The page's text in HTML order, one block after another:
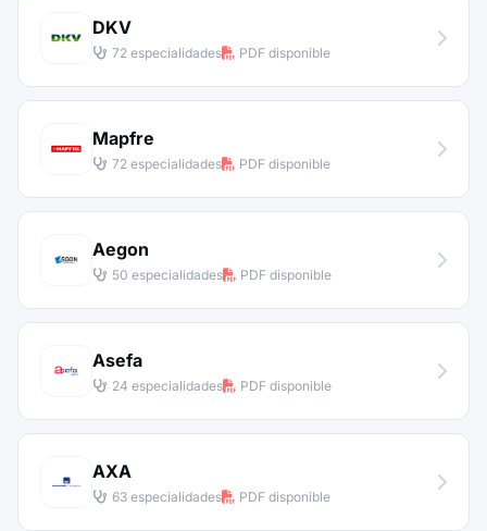
DKV
72 especialidades PDF disponible
Mapfre
72 especialidades PDF disponible
Aegon
50 especialidades PDF disponible
Asefa
24 especialidades PDF disponible
AXA
63 especialidades PDF disponible